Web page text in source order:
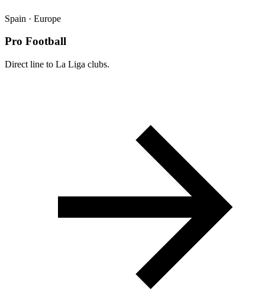
Spain · Europe
Pro Football
Direct line to La Liga clubs.